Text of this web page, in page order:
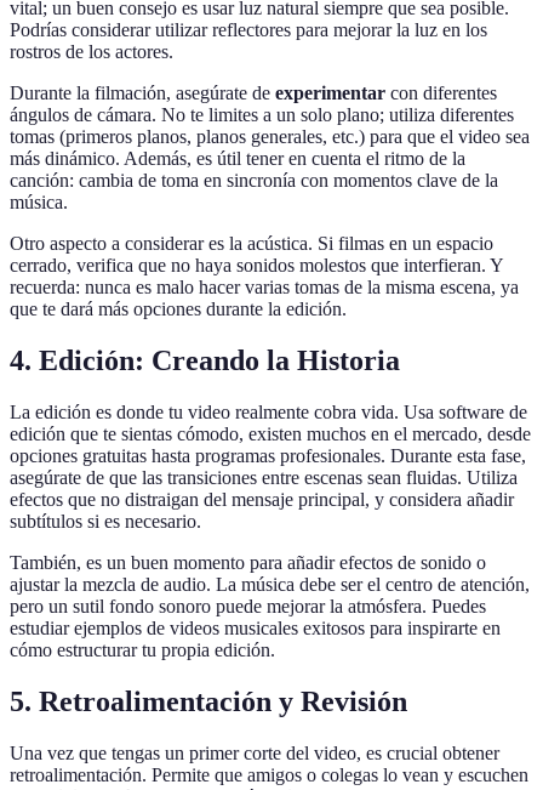
vital; un buen consejo es usar luz natural siempre que sea posible.
Podrías considerar utilizar reflectores para mejorar la luz en los
rostros de los actores.
Durante la filmación, asegúrate de experimentar con diferentes
ángulos de cámara. No te limites a un solo plano; utiliza diferentes
tomas (primeros planos, planos generales, etc.) para que el video sea
más dinámico. Además, es útil tener en cuenta el ritmo de la
canción: cambia de toma en sincronía con momentos clave de la
música.
Otro aspecto a considerar es la acústica. Si filmas en un espacio
cerrado, verifica que no haya sonidos molestos que interfieran. Y
recuerda: nunca es malo hacer varias tomas de la misma escena, ya
que te dará más opciones durante la edición.
4. Edición: Creando la Historia
La edición es donde tu video realmente cobra vida. Usa software de
edición que te sientas cómodo, existen muchos en el mercado, desde
opciones gratuitas hasta programas profesionales. Durante esta fase,
asegúrate de que las transiciones entre escenas sean fluidas. Utiliza
efectos que no distraigan del mensaje principal, y considera añadir
subtítulos si es necesario.
También, es un buen momento para añadir efectos de sonido o
ajustar la mezcla de audio. La música debe ser el centro de atención,
pero un sutil fondo sonoro puede mejorar la atmósfera. Puedes
estudiar ejemplos de videos musicales exitosos para inspirarte en
cómo estructurar tu propia edición.
5. Retroalimentación y Revisión
Una vez que tengas un primer corte del video, es crucial obtener
retroalimentación. Permite que amigos o colegas lo vean y escuchen